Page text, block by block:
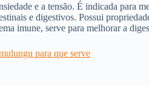
e a tensão. É indicada para
e digestivos. Possui
imune, serve para melhorar a
para que serve